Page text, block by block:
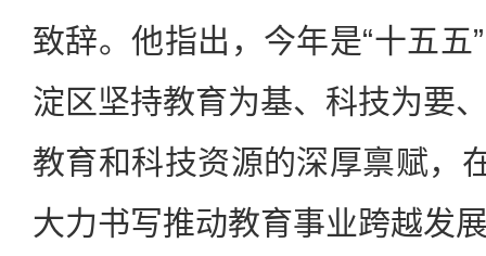
致辞。他指出，今年是“十五五
淀区坚持教育为基、科技为要
教育和科技资源的深厚禀赋，
大力书写推动教育事业跨越发